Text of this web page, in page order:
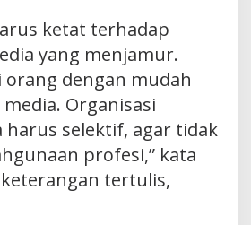
ketat terhadap
yang menjamur.
orang dengan mudah
Organisasi
selektif, agar tidak
profesi,” kata
tertulis,